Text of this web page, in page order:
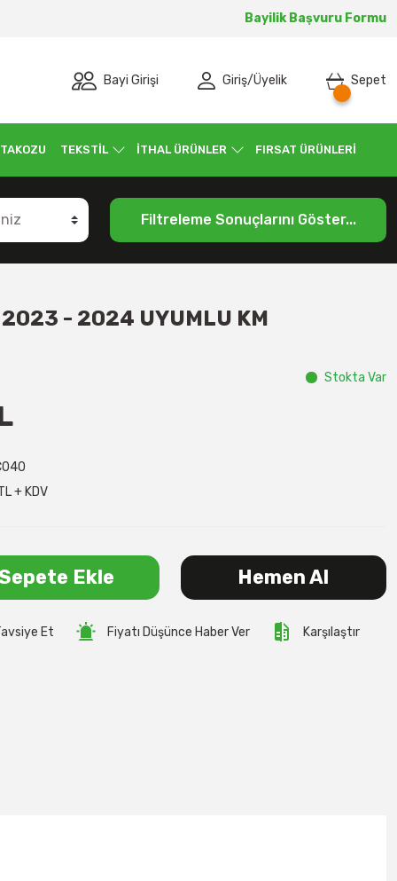
Bayilik Başvuru Formu
Bayi Girişi Giriş/Üyelik Sepet
TEKSTİL İTHAL ÜRÜNLER FIRSAT ÜRÜNLERİ
Filtreleme Sonuçlarını Göster...
- 2024 UYUMLU KM
Stokta Var
+ KDV
Ekle Hemen Al
Et Fiyatı Düşünce Haber Ver Karşılaştır